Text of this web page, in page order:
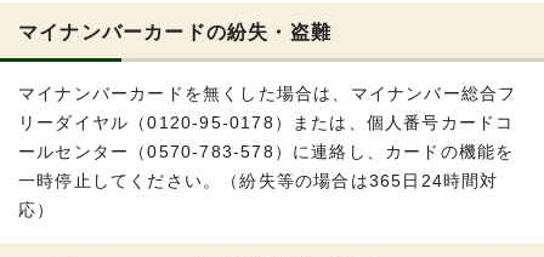
マイナンバーカードの紛失・盗難
マイナンバーカードを無くした場合は、マイナンバー総合フ
リーダイヤル（0120-95-0178）または、個人番号カードコ
ールセンター（0570-783-578）に連絡し、カードの機能を
一時停止してください。（紛失等の場合は365日24時間対
応）